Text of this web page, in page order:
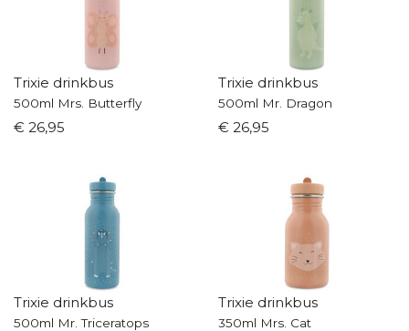
Trixie drinkbus
500ml Mrs. Butterfly
€ 26,95
Trixie drinkbus
500ml Mr. Dragon
€ 26,95
Trixie drinkbus
500ml Mr. Triceratops
Trixie drinkbus
350ml Mrs. Cat